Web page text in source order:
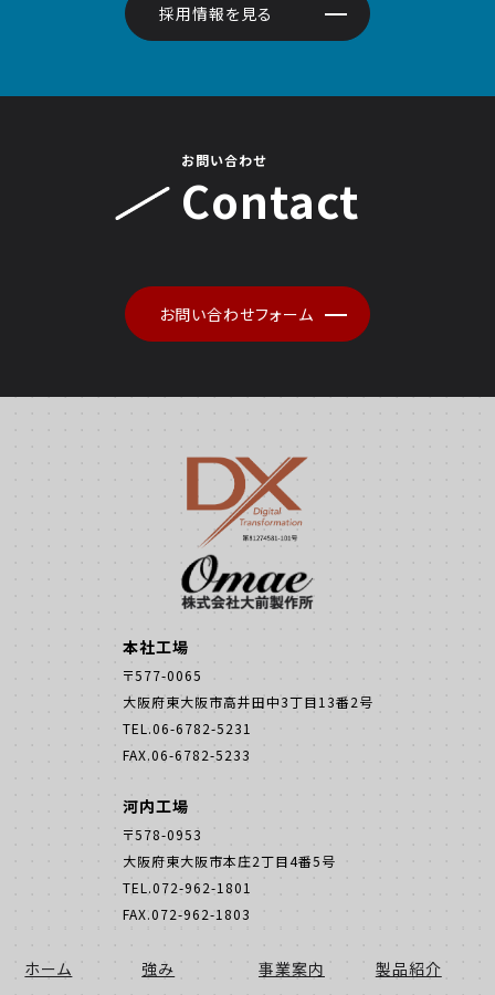
採用情報を見る
お問い合わせ
Contact
お問い合わせフォーム
本社工場
〒577-0065
大阪府東大阪市高井田中3丁目13番2号
TEL.06-6782-5231
FAX.06-6782-5233
河内工場
〒578-0953
大阪府東大阪市本庄2丁目4番5号
TEL.072-962-1801
FAX.072-962-1803
ホーム 強み 事業案内 製品紹介